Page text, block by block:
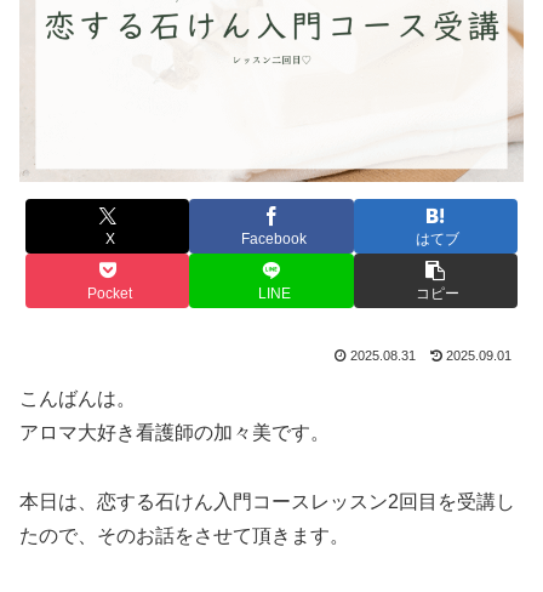
X Facebook はてブ
Pocket LINE コピー
2025.08.31 2025.09.01
こんばんは。
アロマ大好き看護師の加々美です。
本日は、恋する石けん入門コースレッスン2回目を受講し
たので、そのお話をさせて頂きます。